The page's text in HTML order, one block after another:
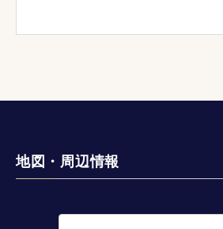
地図・周辺情報